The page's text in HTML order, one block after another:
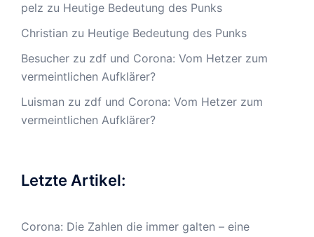
pelz zu Heutige Bedeutung des Punks
Christian zu Heutige Bedeutung des Punks
Besucher zu zdf und Corona: Vom Hetzer zum
vermeintlichen Aufklärer?
Luisman zu zdf und Corona: Vom Hetzer zum
vermeintlichen Aufklärer?
Letzte Artikel:
Corona: Die Zahlen die immer galten – eine